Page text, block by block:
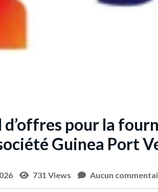
d’offres pour la
Guinea Port
731 Views Aucun